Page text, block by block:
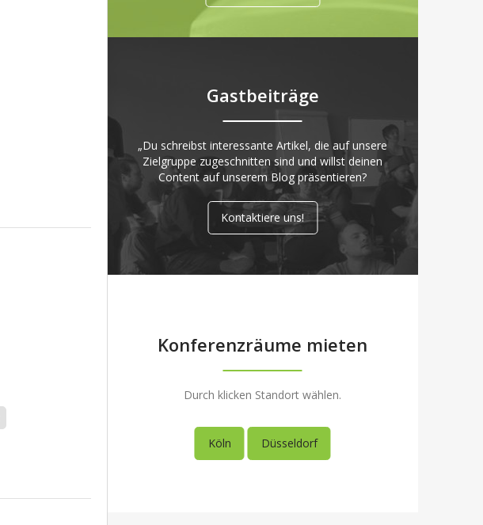
Gastbeiträge
„Du schreibst interessante Artikel, die auf unsere
Zielgruppe zugeschnitten sind und willst deinen
Content auf unserem Blog präsentieren?
Kontaktiere uns!
Konferenzräume mieten
Durch klicken Standort wählen.
Köln Düsseldorf